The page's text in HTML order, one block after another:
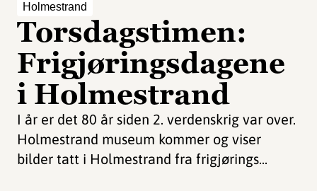
Holmestrand
Torsdagstimen:
Frigjøringsdagene
i Holmestrand
I år er det 80 år siden 2. verdenskrig var over.
Holmestrand museum kommer og viser
bilder tatt i Holmestrand fra frigjørings...